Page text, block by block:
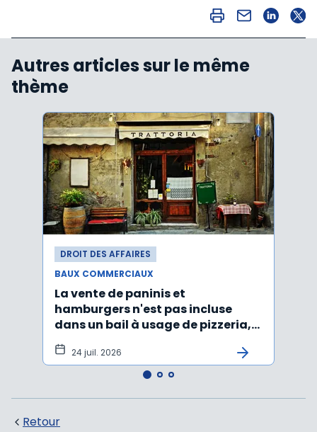
Autres articles sur le même
thème
DROIT DES AFFAIRES
BAUX COMMERCIAUX
La vente de paninis et
hamburgers n'est pas incluse
dans un bail à usage de pizzeria,
pâtes, salades
24 juil. 2026
Retour